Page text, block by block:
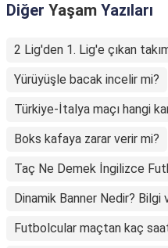
Diğer Yaşam Yazıları
2 Lig'den 1. Lig'e çıkan
Yürüyüşle bacak incelir mi?
Türkiye-İtalya maçı hangi
Boks kafaya zarar verir mi?
Taç Ne Demek İngilizce
Dinamik Banner Nedir? Bilgi
Futbolcular maçtan kaç